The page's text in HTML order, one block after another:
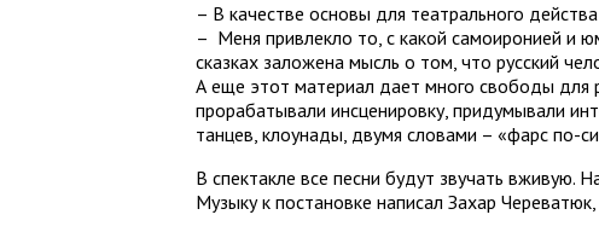
– В качестве основы для театрального
– Меня привлекло то, с какой самоиронией и
сказках заложена мысль о том, что русский
А еще этот материал дает много свободы для
прорабатывали инсценировку, придумывали
танцев, клоунады, двумя словами – «фарс по-
В спектакле все песни будут звучать вживую.
Музыку к постановке написал Захар